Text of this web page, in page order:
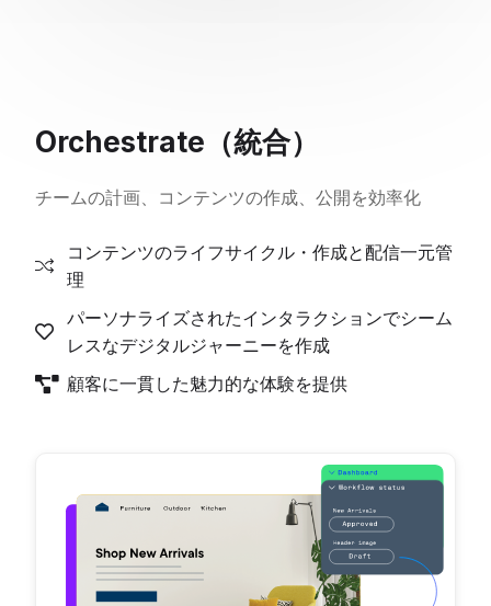
Orchestrate（統合）
チームの計画、コンテンツの作成、公開を効率化
コンテンツのライフサイクル・作成と配信一元管
理
パーソナライズされたインタラクションでシーム
レスなデジタルジャーニーを作成
顧客に一貫した魅力的な体験を提供